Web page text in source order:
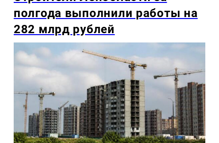
полгода выполнили работы на
282 млрд рублей